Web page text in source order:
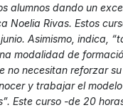
alumnos dando un
Noelia Rivas. Estos
Asimismo, indica,
modalidad de
no necesitan reforzar
y trabajar el
Este curso -de 20